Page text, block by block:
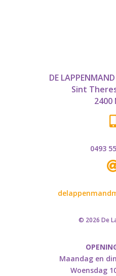
DE
Sint
2400

0493
© 2026 De
Maandag en
Woensdag